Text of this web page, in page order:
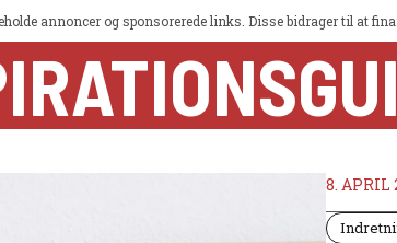
annoncer og sponsorerede links. Disse bidrager til at
8. APRIL